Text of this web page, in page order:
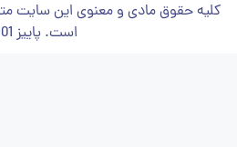
کلیه حقوق مادی و معنوی این سایت
است. پاییز 1401